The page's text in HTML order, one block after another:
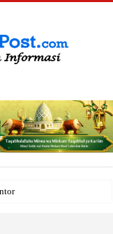
Pemkab, Sorot